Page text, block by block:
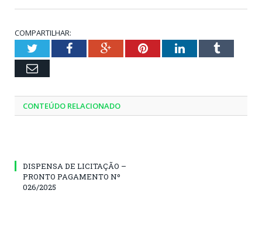
COMPARTILHAR:
TwitterFacebookGoogle+PinterestLinkedInTumblr
Email
CONTEÚDO RELACIONADO
DISPENSA DE LICITAÇÃO –
PRONTO PAGAMENTO Nº
026/2025